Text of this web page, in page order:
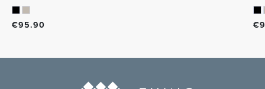
€95.90 €